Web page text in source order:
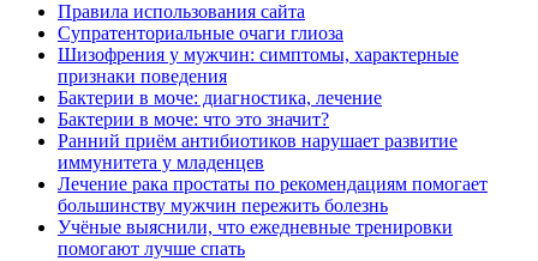
Правила использования сайта
Супратенториальные очаги глиоза
Шизофрения у мужчин: симптомы, характерные
признаки поведения
Бактерии в моче: диагностика, лечение
Бактерии в моче: что это значит?
Ранний приём антибиотиков нарушает развитие
иммунитета у младенцев
Лечение рака простаты по рекомендациям помогает
большинству мужчин пережить болезнь
Учёные выяснили, что ежедневные тренировки
помогают лучше спать